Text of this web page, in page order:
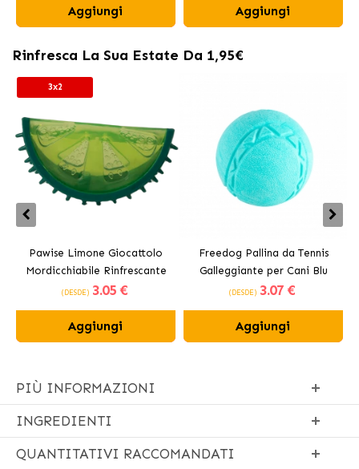
Aggiungi Aggiungi
Rinfresca La Sua Estate Da 1,95€
3x2
Pawise Limone Giocattolo
Mordicchiabile Rinfrescante
per Cani 12 cm
(DESDE) 3.05 €
Aggiungi
Freedog Pallina da Tennis
Galleggiante per Cani Blu
(DESDE) 3.07 €
Aggiungi
PIÙ INFORMAZIONI
INGREDIENTI
QUANTITATIVI RACCOMANDATI